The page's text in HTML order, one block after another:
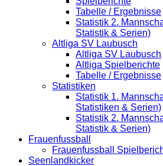
Tabelle / Ergebnisse
Statistik 2.
Statistik & Serien)
Altliga SV Laubusch
Altliga SV Laubusch
Altliga Spielberichte
Tabelle / Ergebnisse
Statistiken
Statistik 1.
Statistiken & Serien)
Statistik 2.
Statistik & Serien)
Frauenfussball
Frauenfussball
Seenlandkicker